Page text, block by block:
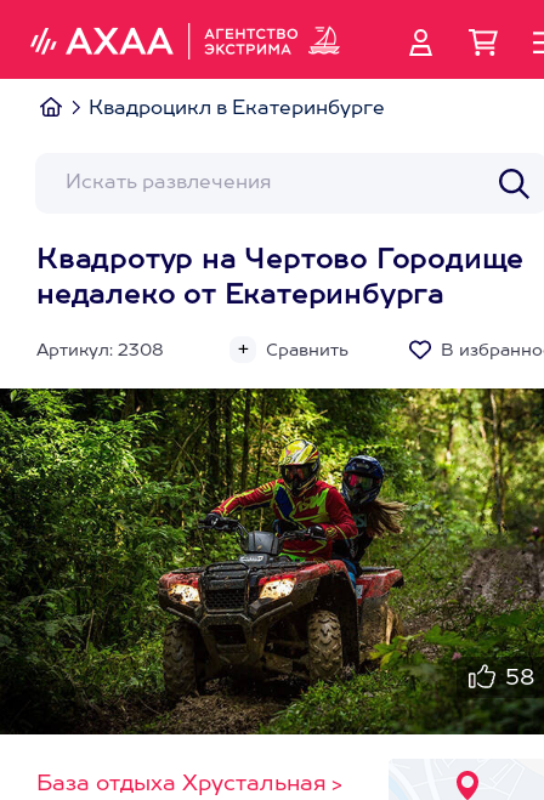
Квадроцикл в Екатеринбурге
Квадротур на Чертово Городище
недалеко от Екатеринбурга
Артикул: 2308 Сравнить В
58
База отдыха Хрустальная >